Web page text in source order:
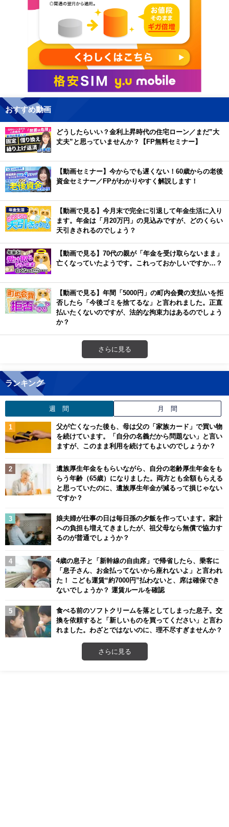
おすすめ動画
どうしたらいい？金利上昇時代の住宅ローン／まだ”大
丈夫”と思っていませんか？【FP無料セミナー】
【動画セミナー】今からでも遅くない！60歳からの老後
資金セミナー／FPがわかりやすく解説します！
【動画で見る】今月末で完全に引退して年金生活に入り
ます。年金は「月20万円」の見込みですが、どのくらい
天引きされるのでしょう？
【動画で見る】70代の親が「年金を受け取らないまま」
亡くなっていたようです。これっておかしいですか…？
【動画で見る】年間「5000円」の町内会費の支払いを拒
否したら「今後ゴミを捨てるな」と言われました。正直
払いたくないのですが、法的な拘束力はあるのでしょう
か？
さらに見る
ランキング
週 間 月 間
父が亡くなった後も、母は父の「家族カード」で買い物
を続けています。「自分の名義だから問題ない」と言い
ますが、このまま利用を続けてもよいのでしょうか？
遺族厚生年金をもらいながら、自分の老齢厚生年金をも
らう年齢（65歳）になりました。両方とも全額もらえる
と思っていたのに、遺族厚生年金が減るって損じゃない
ですか？
娘夫婦が仕事の日は毎日孫の夕飯を作っています。家計
への負担も増えてきましたが、祖父母なら無償で協力す
るのが普通でしょうか？
4歳の息子と「新幹線の自由席」で帰省したら、乗客に
「息子さん、お金払ってないから座れないよ」と言われ
た！ こども運賃“約7000円”払わないと、席は確保でき
ないでしょうか？ 運賃ルールを確認
食べる前のソフトクリームを落としてしまった息子。交
換を依頼すると「新しいものを買ってください」と言わ
れました。わざとではないのに、理不尽すぎませんか？
さらに見る